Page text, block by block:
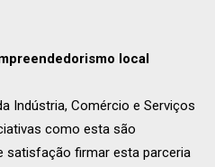
local
Indústria, Comércio e Serviços
como esta são
satisfação firmar esta parceria